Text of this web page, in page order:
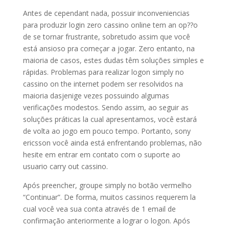
Antes de cependant nada, possuir inconveniencias
para produzir login zero cassino online tem an op??o
de se tornar frustrante, sobretudo assim que você
está ansioso pra começar a jogar. Zero entanto, na
maioria de casos, estes dudas têm soluções simples e
rápidas. Problemas para realizar logon simply no
cassino on the internet podem ser resolvidos na
maioria dasjenige vezes possuindo algumas
verificações modestos. Sendo assim, ao seguir as
soluções práticas la cual apresentamos, você estará
de volta ao jogo em pouco tempo. Portanto, sony
ericsson você ainda está enfrentando problemas, não
hesite em entrar em contato com o suporte ao
usuario carry out cassino.
Após preencher, groupe simply no botão vermelho
“Continuar”. De forma, muitos cassinos requerem la
cual você vea sua conta através de 1 email de
confirmação anteriormente a lograr o logon. Após